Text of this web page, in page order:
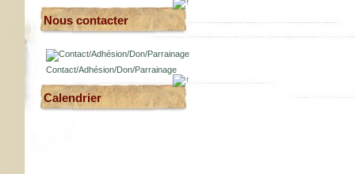
Nous contacter
Contact/Adhésion/Don/Parrainage
Calendrier